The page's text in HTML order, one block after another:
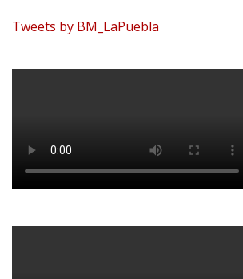
Tweets by BM_LaPuebla